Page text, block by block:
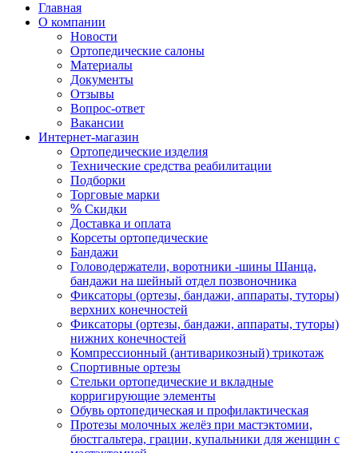
Главная
О компании
Новости
Ортопедические салоны
Материалы
Документы
Отзывы
Вопрос-ответ
Вакансии
Интернет-магазин
Ортопедические изделия
Технические средства реабилитации
Подборки
Торговые марки
% Скидки
Доставка и оплата
Корсеты ортопедические
Бандажи
Головодержатели, воротники -шины Шанца,
бандажи на шейный отдел позвоночника
Фиксаторы (ортезы, бандажи, аппараты, туторы)
верхних конечностей
Фиксаторы (ортезы, бандажи, аппараты, туторы)
нижних конечностей
Компрессионный (антиварикозный) трикотаж
Спортивные ортезы
Стельки ортопедические и вкладные
корригирующие элементы
Обувь ортопедическая и профилактическая
Протезы молочных желёз при мастэктомии,
бюстгальтера, грации, купальники для женщин с